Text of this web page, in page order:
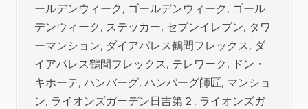
ールデンウィーク, ゴールデンウィーク, ゴール
デンウィーク, ステッカー, セブンイレブン, タワ
ーマンション, ダイアパレス鶴間フレックス, ダ
イアパレス鶴間フレックス, テレワーク, ドン・
キホーテ, ハンバーグ, ハンバーグ師匠, マンショ
ン, ライオンズガーデン日吉第２ , ライオンズガ